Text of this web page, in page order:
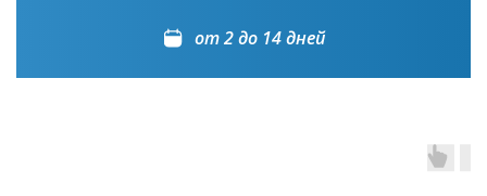
от 2 до 14 дней